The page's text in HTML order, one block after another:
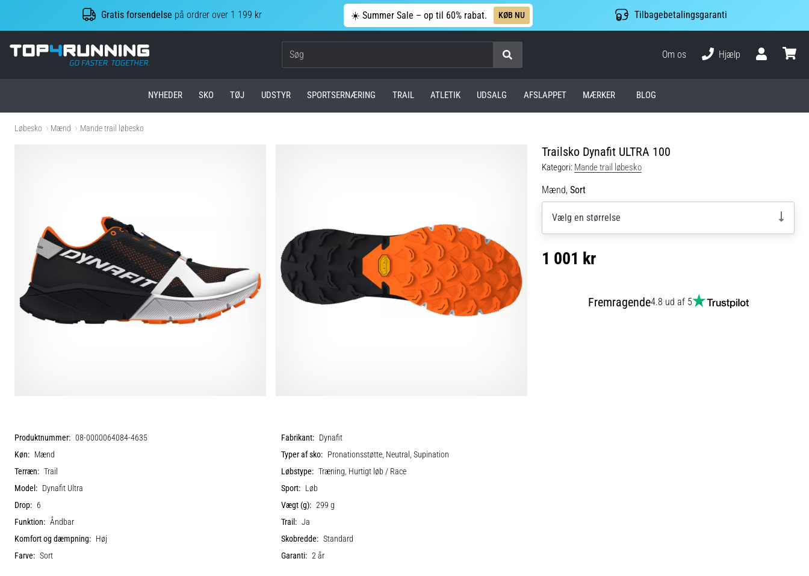
Gratis forsendelse på ordrer over 1 199 kr ☀️ Summer Sale – op til 60% rabat. KØB NU Tilbagebetalingsgaranti
Top4Running.dk
Om os
Hjælp
NYHEDER SKO TØJ UDSTYR SPORTSERNÆRING TRAIL ATLETIK UDSALG AFSLAPPET MÆRKER BLOG
Løbesko Mænd Mande trail løbesko
Trailsko Dynafit ULTRA 100
Kategori: Mande trail løbesko
Mænd, Sort
Vælg en størrelse
1 001 kr
Fremragende4.8 ud af 5
Produktnummer: 08-0000064084-4635 Fabrikant: Dynafit
Køn: Mænd Typer af sko: Pronationsstøtte, Neutral, Supination
Terræn: Trail Løbstype: Træning, Hurtigt løb / Race
Model: Dynafit Ultra Sport: Løb
Drop: 6 Vægt (g): 299 g
Funktion: Åndbar Trail: Ja
Komfort og dæmpning: Høj Skobredde: Standard
Farve: Sort Garanti: 2 år